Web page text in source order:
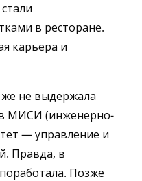
в ресторане.
карьера и
же не выдержала
в МИСИ (инженерно-
— управление и
Правда, в
Позже